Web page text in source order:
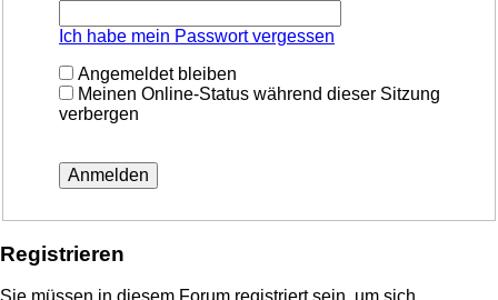
Ich habe mein Passwort vergessen
Angemeldet bleiben
Meinen Online-Status während dieser Sitzung
verbergen
Registrieren